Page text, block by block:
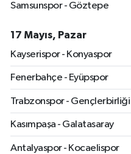
Samsunspor - Göztepe
17 Mayıs, Pazar
Kayserispor - Konyaspor
Fenerbahçe - Eyüpspor
Trabzonspor - Gençlerbirliği
Kasımpaşa - Galatasaray
Antalyaspor - Kocaelispor